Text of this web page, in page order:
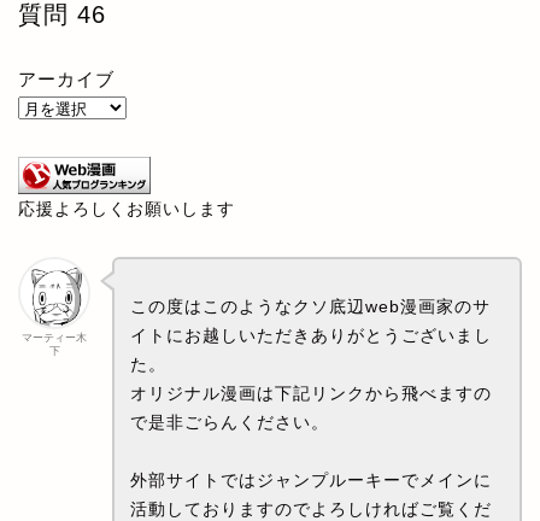
質問 46
アーカイブ
応援よろしくお願いします
マーティー木
下
この度はこのようなクソ底辺web漫画家のサ
イトにお越しいただきありがとうございまし
た。
オリジナル漫画は下記リンクから飛べますの
で是非ごらんください。
外部サイトではジャンプルーキーでメインに
活動しておりますのでよろしければご覧くだ